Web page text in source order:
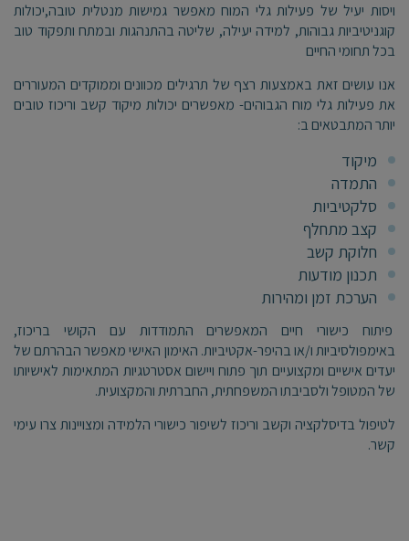
ויסות יעיל של פעילות גלי המוח מאפשר גמישות מנטלית טובה,יכולות
קוגניטיביות גבוהות, למידה יעילה, שליטה בהתנהגות ובמתח ותפקוד טוב
בכל תחומי החיים
אנו עושים זאת באמצעות רצף של תרגילים מכוונים וממוקדים המעוררים
את פעילות גלי מוח הגבוהים- מאפשרים יכולות מיקוד קשב וריכוז טובים
יותר המתבטאים ב:
מיקוד
התמדה
סלקטיביות
קצב מתחלף
חלוקת קשב
תכנון מודעות
הערכת זמן ומהירות
פיתוח כישורי חיים המאפשרים התמודדות עם הקושי בריכוז,
באימפולסיביות ו/או בהיפר-אקטיביות. האימון האישי מאפשר הבהרתם של
יעדים אישיים ומקצועיים תוך פתוח ויישום אסטרטגיות המתאימות לאישיותו
של המטופל ולסביבתו המשפחתית, החברתית והמקצועית.
לטיפול בדיסלקציה וקשב וריכוז לשיפור כישורי הלמידה ומצויינות צרו עימי
קשר.